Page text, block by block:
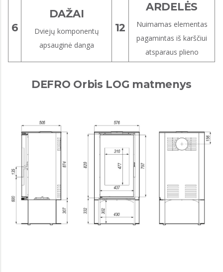
6
DAŽAI
Dviejų komponentų
apsauginė danga
12
ARDELĖS
Nuimamas elementas
pagamintas iš karščiui
atsparaus plieno
DEFRO Orbis LOG matmenys